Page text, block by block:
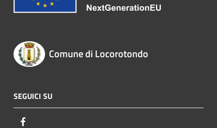
Comune di Locorotondo
SEGUICI SU